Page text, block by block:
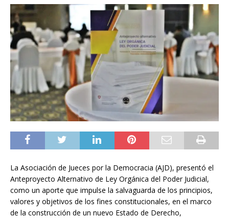
La Asociación de Jueces por la Democracia (AJD), presentó el
Anteproyecto Alternativo de Ley Orgánica del Poder Judicial,
como un aporte que impulse la salvaguarda de los principios,
valores y objetivos de los fines constitucionales, en el marco
de la construcción de un nuevo Estado de Derecho,